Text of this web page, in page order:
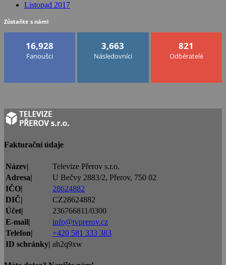
Listopad 2017
Zůstaňte s námi
16,928
Fanoušci
3,663
Následovníci
821
Odběratelé
Fakturační údaje
Název|
Televize Přerov s.r.o.
Adresa|
U Bečvy 2883/2, Přerov, 750 02
IČO|
28624882
DIČ|
CZ28624882
Účet|
236766811/0300
E-mail|
info@tvprerov.cz
Telefon|
+420 581 333 383
ID schránky| ah2q9xw